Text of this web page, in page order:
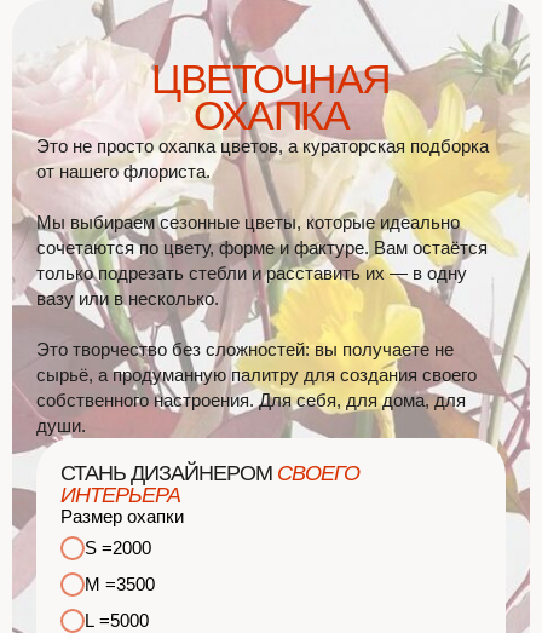
ЦВЕТОЧНАЯ
ОХАПКА
Это не просто охапка цветов, а кураторская подборка
от нашего флориста.
Мы выбираем сезонные цветы, которые идеально
сочетаются по цвету, форме и фактуре. Вам остаётся
только подрезать стебли и расставить их — в одну
вазу или в несколько.
Это творчество без сложностей: вы получаете не
сырьё, а продуманную палитру для создания своего
собственного настроения. Для себя, для дома, для
души.
СТАНЬ ДИЗАЙНЕРОМ СВОЕГО
ИНТЕРЬЕРА
Размер охапки
S =2000
M =3500
L =5000